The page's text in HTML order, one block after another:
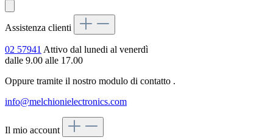
Assistenza clienti
02 57941 Attivo dal lunedi al venerdì
dalle 9.00 alle 17.00
Oppure tramite il nostro modulo di contatto .
info@melchionielectronics.com
Il mio account